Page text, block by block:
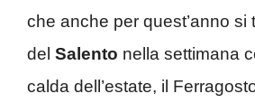
che anche per quest’anno si
del Salento nella settimana
calda dell’estate, il